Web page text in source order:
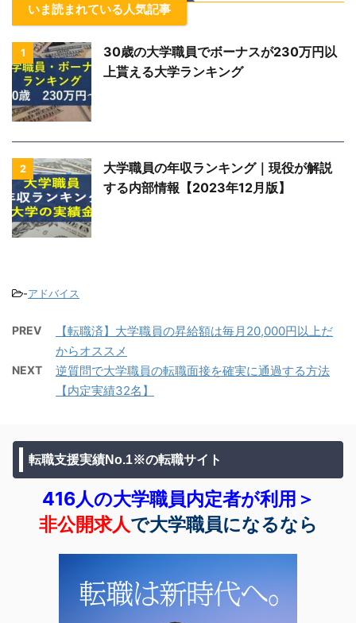
いま読まれている人気記事
1
30歳の大学職員でボーナスが230万円以
上貰える大学ランキング
2
大学職員の年収ランキング｜現役が解説
する内部情報【2023年12月版】
-アドバイス
PREV
【転職済】大学職員の昇給額は毎月20,000円以上だ
からオススメ
NEXT
逆質問で大学職員の転職面接を確実に通過する方法
【内定実績32名】
転職支援実績No.1※の転職サイト
416人の大学職員内定者が利用＞
非公開求人で大学職員になるなら